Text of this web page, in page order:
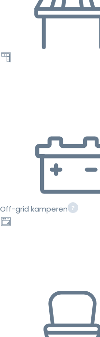
Off-grid kamperen